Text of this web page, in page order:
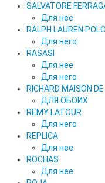
SALVATORE
Для нее
RALPH LAUREN POLO
Для него
RASASI
Для нее
Для него
RICHARD MAISON
ДЛЯ ОБОИХ
REMY LATOUR
Для него
REPLICA
Для нее
ROCHAS
Для нее